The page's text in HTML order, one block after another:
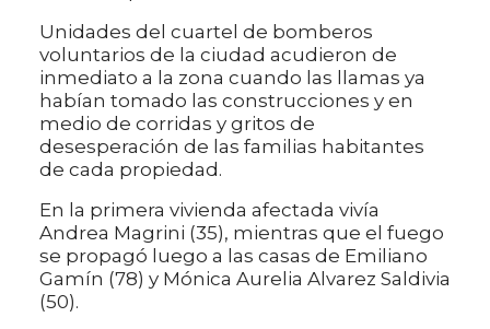
Unidades del cuartel de bomberos
voluntarios de la ciudad acudieron de
inmediato a la zona cuando las llamas ya
habían tomado las construcciones y en
medio de corridas y gritos de
desesperación de las familias habitantes
de cada propiedad.
En la primera vivienda afectada vivía
Andrea Magrini (35), mientras que el fuego
se propagó luego a las casas de Emiliano
Gamín (78) y Mónica Aurelia Alvarez Saldivia
(50).